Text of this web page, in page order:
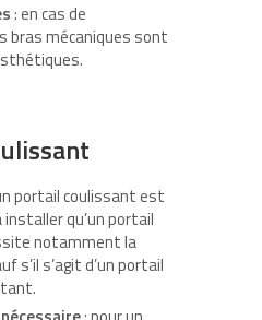
: en cas de
bras mécaniques sont
portail coulissant est
qu’un portail
notamment la
s’il s’agit d’un portail